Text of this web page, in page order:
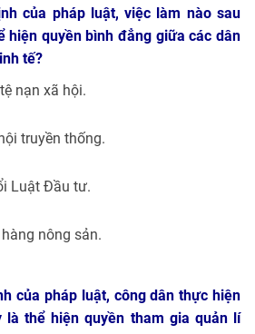
của pháp luật, việc làm nào sau
hiện quyền bình đẳng giữa các dân
tế?
nạn xã hội.
truyền thống.
Luật Đầu tư.
nông sản.
của pháp luật, công dân thực hiện
là thể hiện quyền tham gia quản lí